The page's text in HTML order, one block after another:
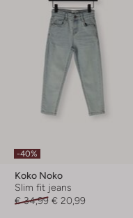
-40%
Koko Noko
Slim fit jeans
€ 34,99 € 20,99